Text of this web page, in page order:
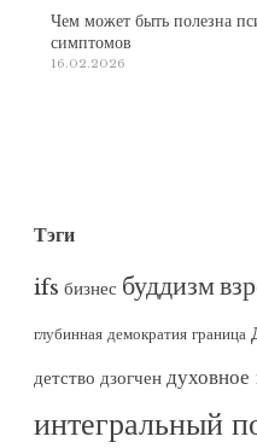
Чем может быть полезна
симптомов
16.02.2026
Тэги
ifs бизнес буддизм
глубинная демократия граница
детство дзогчен духовное
интегральный